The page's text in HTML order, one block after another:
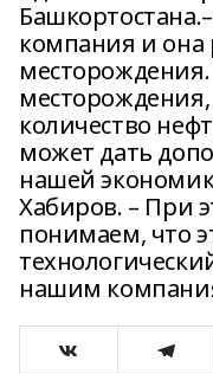
компания и она
количество
может дать
нашей
Хабиров. – При
понимаем, что
нашим